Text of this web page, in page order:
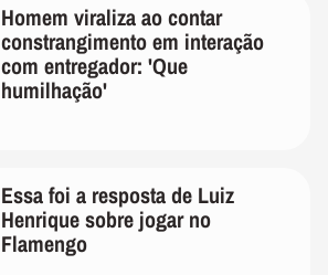
Homem viraliza ao contar
constrangimento em interação
com entregador: 'Que
humilhação'
Essa foi a resposta de Luiz
Henrique sobre jogar no
Flamengo